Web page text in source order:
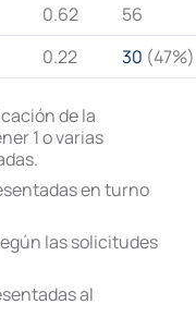
0.62
56
0.22 30 (47%)
de la
1 o varias
en turno
las solicitudes
al